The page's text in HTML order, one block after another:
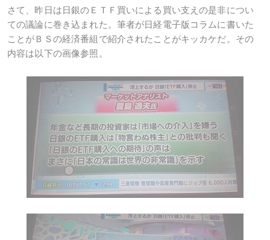
さて、昨日は日銀のＥＴＦ買いによる買い支えの是非につい
ての議論に巻き込まれた。筆者が日経電子版コラムに書いた
ことがＢＳの経済番組で紹介されたことがキッカケだ。その
内容は以下の画像参照。